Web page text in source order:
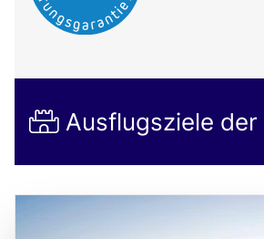
Ausflugsziele der